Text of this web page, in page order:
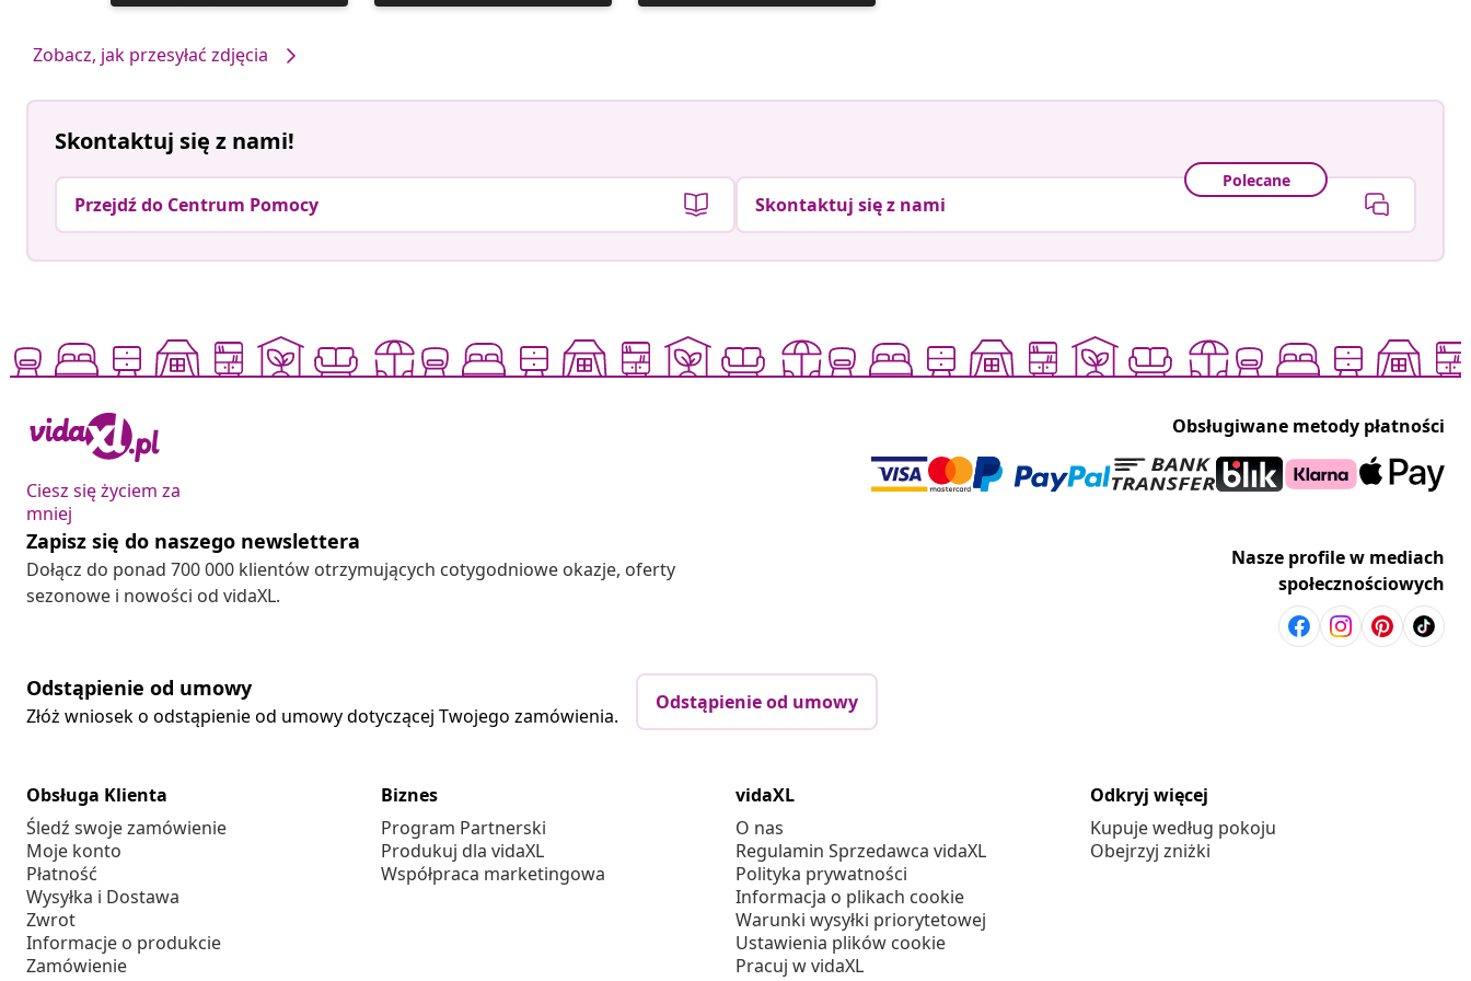
opublikowany
opublikowany
opublikowany
Zobacz, jak przesyłać zdjęcia
Skontaktuj się z nami!
Przejdź do Centrum Pomocy
Polecane
Skontaktuj się z nami
Ciesz się życiem za
mniej
Obsługiwane metody płatności
Zapisz się do naszego newslettera
Dołącz do ponad 700 000 klientów otrzymujących cotygodniowe okazje, oferty
sezonowe i nowości od vidaXL.
Nasze profile w mediach
społecznościowych
Odstąpienie od umowy
Złóż wniosek o odstąpienie od umowy dotyczącej Twojego zamówienia.
Odstąpienie od umowy
Obsługa Klienta
Śledź swoje zamówienie
Moje konto
Płatność
Wysyłka i Dostawa
Zwrot
Informacje o produkcie
Zamówienie
Biznes
Program Partnerski
Produkuj dla vidaXL
Współpraca marketingowa
vidaXL
O nas
Regulamin Sprzedawca vidaXL
Polityka prywatności
Informacja o plikach cookie
Warunki wysyłki priorytetowej
Ustawienia plików cookie
Pracuj w vidaXL
Odkryj więcej
Kupuje według pokoju
Obejrzyj zniżki